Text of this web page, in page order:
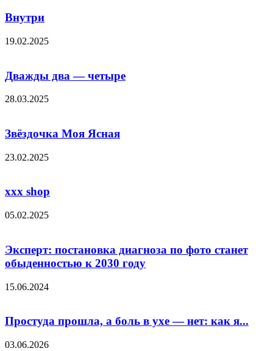
Внутри
19.02.2025
Дважды два — четыpе
28.03.2025
Звёздочка Моя Ясная
23.02.2025
xxx shop
05.02.2025
Эксперт: постановка диагноза по фото станет
обыденностью к 2030 году
15.06.2024
Простуда прошла, а боль в ухе — нет: как я...
03.06.2026